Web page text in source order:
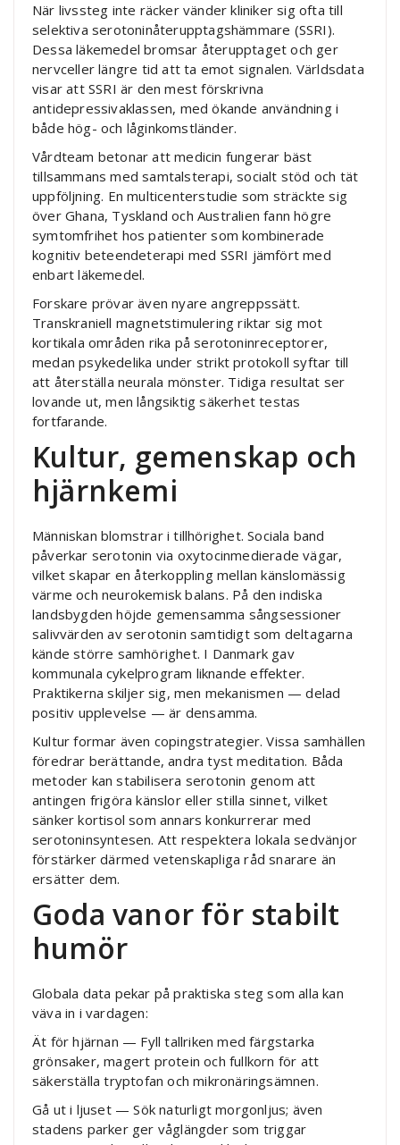
När livssteg inte räcker vänder kliniker sig ofta till
selektiva serotoninåterupptagshämmare (SSRI).
Dessa läkemedel bromsar återupptaget och ger
nervceller längre tid att ta emot signalen. Världsdata
visar att SSRI är den mest förskrivna
antidepressivaklassen, med ökande användning i
både hög- och låginkomstländer.
Vårdteam betonar att medicin fungerar bäst
tillsammans med samtalsterapi, socialt stöd och tät
uppföljning. En multicenterstudie som sträckte sig
över Ghana, Tyskland och Australien fann högre
symtomfrihet hos patienter som kombinerade
kognitiv beteendeterapi med SSRI jämfört med
enbart läkemedel.
Forskare prövar även nyare angreppssätt.
Transkraniell magnetstimulering riktar sig mot
kortikala områden rika på serotoninreceptorer,
medan psykedelika under strikt protokoll syftar till
att återställa neurala mönster. Tidiga resultat ser
lovande ut, men långsiktig säkerhet testas
fortfarande.
Kultur, gemenskap och
hjärnkemi
Människan blomstrar i tillhörighet. Sociala band
påverkar serotonin via oxytocinmedierade vägar,
vilket skapar en återkoppling mellan känslomässig
värme och neurokemisk balans. På den indiska
landsbygden höjde gemensamma sångsessioner
salivvärden av serotonin samtidigt som deltagarna
kände större samhörighet. I Danmark gav
kommunala cykelprogram liknande effekter.
Praktikerna skiljer sig, men mekanismen — delad
positiv upplevelse — är densamma.
Kultur formar även copingstrategier. Vissa samhällen
föredrar berättande, andra tyst meditation. Båda
metoder kan stabilisera serotonin genom att
antingen frigöra känslor eller stilla sinnet, vilket
sänker kortisol som annars konkurrerar med
serotoninsyntesen. Att respektera lokala sedvänjor
förstärker därmed vetenskapliga råd snarare än
ersätter dem.
Goda vanor för stabilt
humör
Globala data pekar på praktiska steg som alla kan
väva in i vardagen:
Ät för hjärnan — Fyll tallriken med färgstarka
grönsaker, magert protein och fullkorn för att
säkerställa tryptofan och mikronäringsämnen.
Gå ut i ljuset — Sök naturligt morgonljus; även
stadens parker ger våglängder som triggar